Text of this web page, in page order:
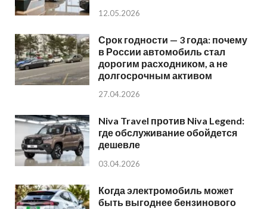
12.05.2026
Срок годности — 3 года: почему
в России автомобиль стал
дорогим расходником, а не
долгосрочным активом
27.04.2026
Niva Travel против Niva Legend:
где обслуживание обойдется
дешевле
03.04.2026
Когда электромобиль может
быть выгоднее бензинового